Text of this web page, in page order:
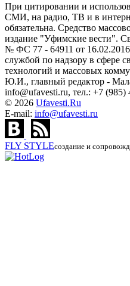
При цитировании и
СМИ, на радио, ТВ и в
обязательна. Средство
издание "Уфимские вести".
№ ФС 77 - 64911 от
службой по надзору в сфере
технологий и массовых
Ю.И., главный редактор -
info@ufavesti.ru, тел.: +7 (985)
© 2026 Ufavesti.Ru
E-mail: info@ufavesti.ru
FLY STYLEсоздание и